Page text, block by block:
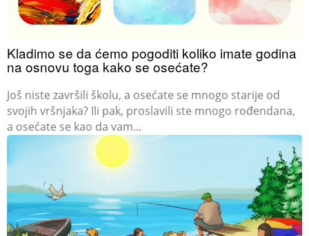
Kladimo se da ćemo pogoditi koliko imate godina
na osnovu toga kako se osećate?
Još niste završili školu, a osećate se mnogo starije od
svojih vršnjaka? Ili pak, proslavili ste mnogo rođendana,
a osećate se kao da vam...